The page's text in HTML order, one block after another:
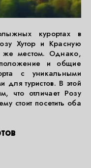
курортах в
Хутор и Красную
же местом. Однако,
и общие
с уникальными
туристов. В этой
что отличает Розу
стоит посетить оба